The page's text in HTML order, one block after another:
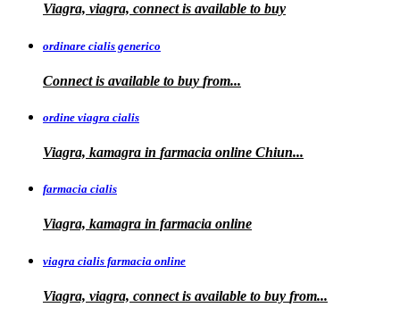
Viagra, viagra, connect is available to buy
ordinare cialis generico
Connect is available to buy from...
ordine viagra cialis
Viagra, kamagra in farmacia online Chiun...
farmacia cialis
Viagra, kamagra in farmacia online
viagra cialis farmacia online
Viagra, viagra, connect is available to buy from...